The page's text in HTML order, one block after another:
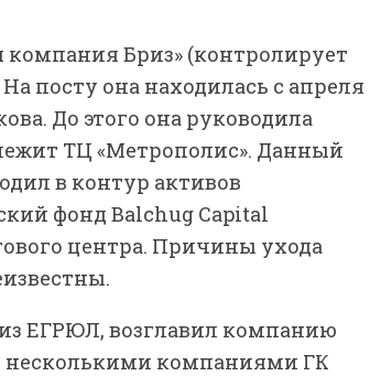
Бриз» (контролирует
посту она находилась с апреля
До этого она руководила
ТЦ «Метрополис». Данный
в контур активов
фонд Balchug Capital
центра. Причины ухода
из ЕГРЮЛ, возглавил компанию
несколькими компаниями ГК